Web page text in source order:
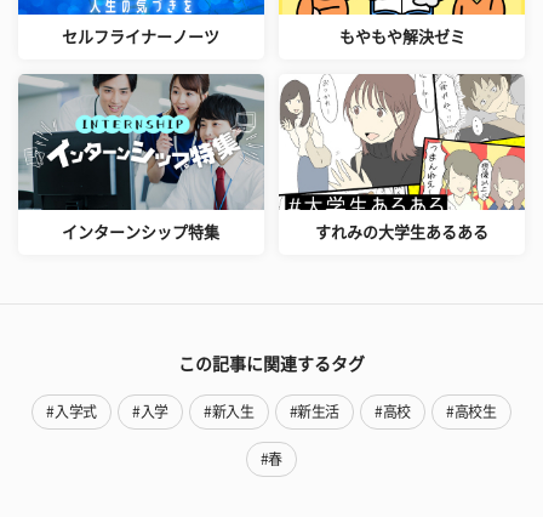
セルフライナーノーツ もやもや解決ゼミ
インターンシップ特集 すれみの大学生あるある
この記事に関連するタグ
#入学式 #入学 #新入生 #新生活 #高校 #高校生
#春